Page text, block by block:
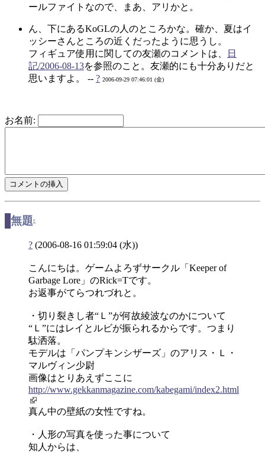
ールファイトなので、まあ、アリかと。
ん、下にあるKoGLの人のところかな。確か、夏はイ
ッシーさんところの近くだったように思うし。
フィギュア使用に関しての友瀬のコメントは、
日
記/2006-08-13を参照のこと。友瀬的にも十分ありだと
思いますよ。 -- ? 2006-09-29 07:46:01 (金)
お名前:
無題†
? (2006-08-16 01:59:04 (水))
こんにちは。ゲームよろずサークル「Keeper of
Garbage Lore」のRick=Tです。
お返事がてらつれづれと。
・切り裂きし者“Ｌ”が何故綾波なのかについて
“Ｌ”にはレイとルビが振られるからです。つまり
駄洒落。
モデルは「パンプキンシザーズ」のアリス・Ｌ・
マルヴィン少尉
画像はとりあえずここに
http://www.gekkanmagazine.com/kabegami/index2.html
真ん中の壁紙の女性ですね。
・人形の写真を使った事について
知人からは、